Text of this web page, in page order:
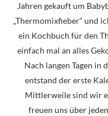
Jahren gekauft um
„Thermomixfieber“ und
ein Kochbuch für den
einfach mal an alles
Nach langen Tagen in
entstand der erste
Mittlerweile sind wir
freuen uns über